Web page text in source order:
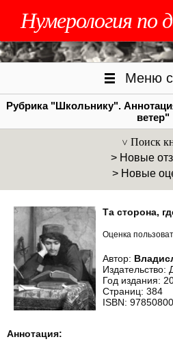
Нумерология по
Меню
Рубрика "Школьнику".
ветер"
Поиск
> Новые
> Новые
Та сторона,
Оценка
Автор:
Издательство:
Год издания:
Страниц: 384
ISBN:
Аннотация: